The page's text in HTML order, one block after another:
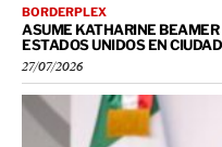
BORDERPLEX
ASUME KATHARINE BEAMER
ESTADOS UNIDOS EN
27/07/2026